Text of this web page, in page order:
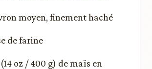
moyen, finement haché
de farine
oz / 400 g) de maïs en